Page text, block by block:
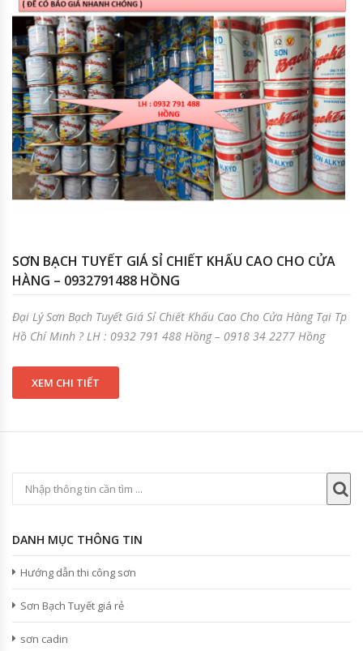
SƠN BẠCH TUYẾT GIÁ SỈ CHIẾT KHẤU CAO CHO CỬA
HÀNG – 0932791488 HỒNG
Đại Lý Sơn Bạch Tuyết Giá Sỉ Chiết Khấu Cao Cho Cửa Hàng Tại Tp
Hồ Chí Minh ? LH : 0932 791 488 Hồng – 0918 34 2277 Hồng
XEM CHI TIẾT
DANH MỤC THÔNG TIN
Hướng dẫn thi công sơn
Sơn Bạch Tuyết giá rẻ
sơn cadin